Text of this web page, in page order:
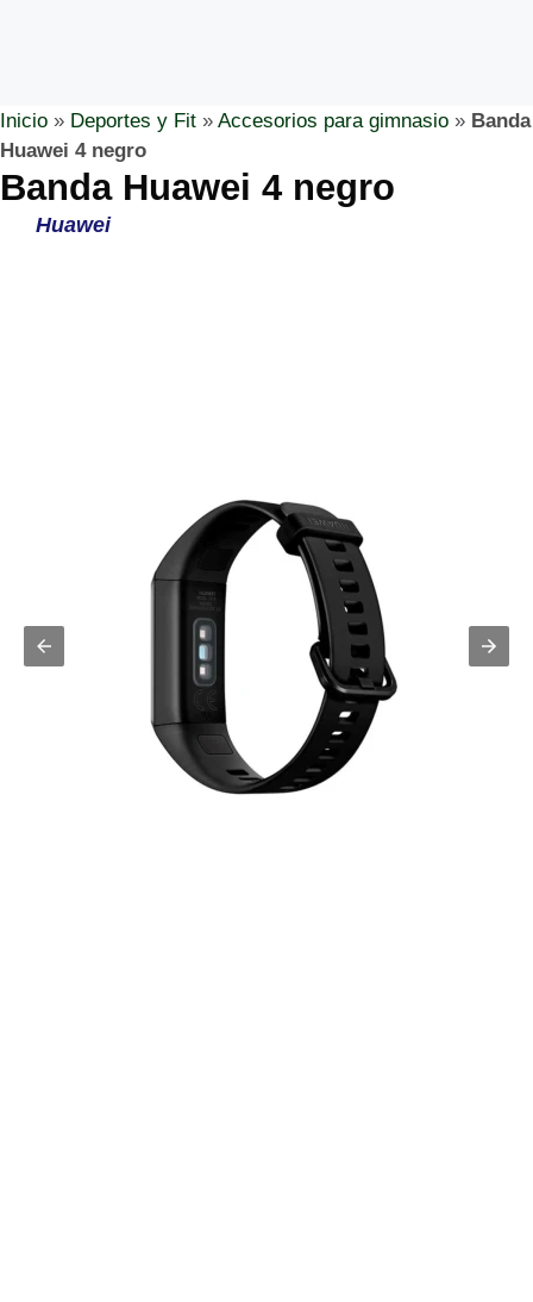
Inicio » Deportes y Fit » Accesorios para gimnasio » Banda
Huawei 4 negro
Banda Huawei 4 negro
Huawei